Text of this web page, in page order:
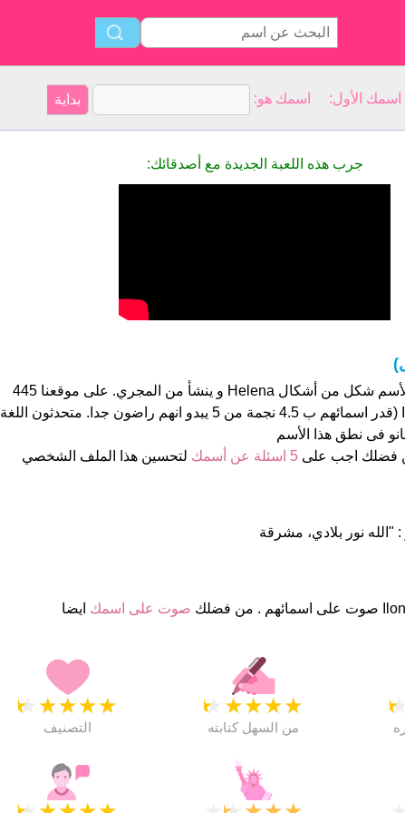
جرب هذه اللعبة الجديدة مع أصدقائك:
Ilona هو اسم فتاة. الأسم شكل من أشكال Helena و ينشأ من المجري. على موقعنا 445
الأشخاص بأسم Ilona (قدر اسمائهم ب 4.5 نجمة من 5 يبدو انهم راضون جدا. متحدثون اللغة
فى نطق هذا الأسم
5 اسئلة عن أسمك لتحسين هذا الملف الشخصي
صوت على اسمك ايضا
★
★
★
★
★
التصنيف
★
★
★
★
★
من السهل كتابته
★